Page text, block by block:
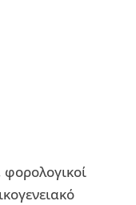
φορολογικοί